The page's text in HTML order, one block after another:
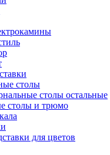
столы
столы остальные
столы и трюмо
для цветов